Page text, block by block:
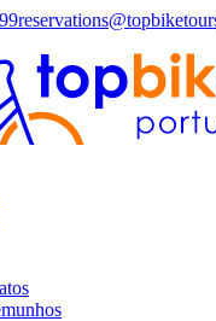
Douro Valley